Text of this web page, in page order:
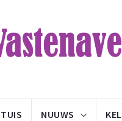
TUIS NUUWS